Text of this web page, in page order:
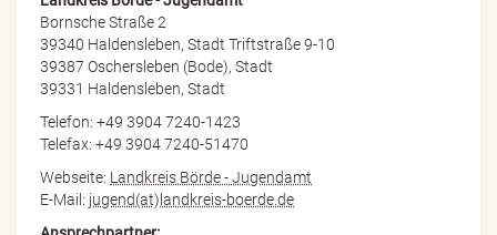
Bornsche Straße 2
39340 Haldensleben, Stadt Triftstraße 9-10
39387 Oschersleben (Bode), Stadt
39331 Haldensleben, Stadt
Telefon: +49 3904 7240-1423
Telefax: +49 3904 7240-51470
Webseite: Landkreis Börde - Jugendamt
E-Mail: jugend(at)landkreis-boerde.de